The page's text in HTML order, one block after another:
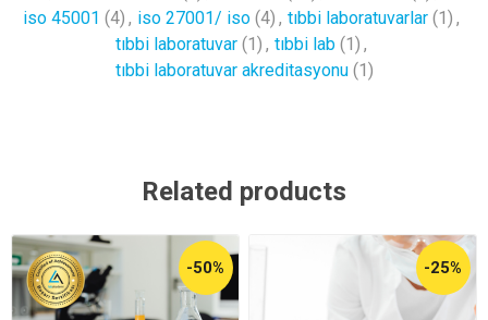
iso 45001 (4) , iso 27001/ iso (4) , tıbbi laboratuvarlar (1) ,
tıbbi laboratuvar (1) , tıbbi lab (1) ,
tıbbi laboratuvar akreditasyonu (1)
Related products
-50% -25%